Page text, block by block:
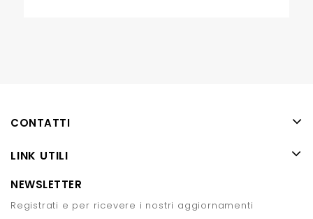
CONTATTI
LINK UTILI
NEWSLETTER
Registrati e per ricevere i nostri aggiornamenti